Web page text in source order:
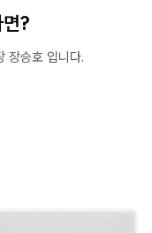
?
승호 입니다.